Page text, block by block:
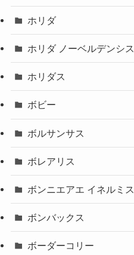
ホリダ
ホリダ ノーベルデンシス
ホリダス
ボビー
ボルサンサス
ボレアリス
ボンニエアエ イネルミス
ボンバックス
ボーダーコリー